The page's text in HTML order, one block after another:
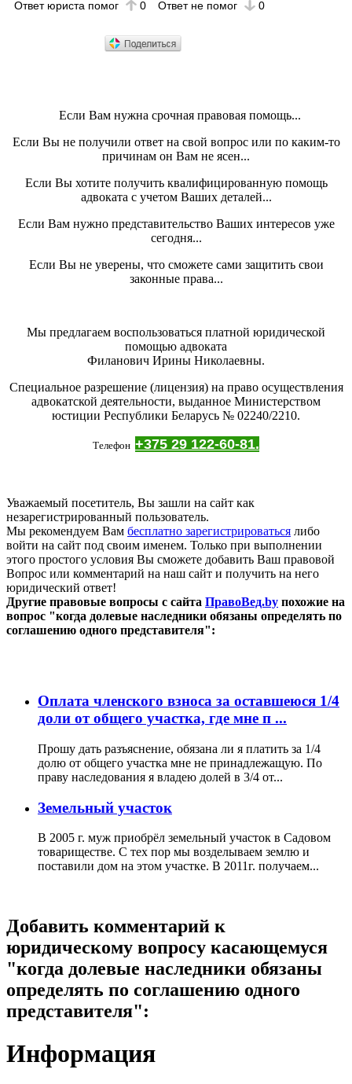
Ответ юриста помог 0 Ответ не помог 0
Если Вам нужна срочная правовая помощь...
Если Вы не получили ответ на свой вопрос или по каким-то
причинам он Вам не ясен...
Если Вы хотите получить квалифицированную помощь
адвоката с учетом Ваших деталей...
Если Вам нужно представительство Ваших интересов уже
сегодня...
Если Вы не уверены, что сможете сами защитить свои
законные права...
Мы предлагаем воспользоваться платной юридической
помощью адвоката
Филанович Ирины Николаевны.
Специальное разрешение (лицензия) на право осуществления
адвокатской деятельности, выданное Министерством
юстиции Республики Беларусь № 02240/2210.
Телефон +375 29 122-60-81.
Уважаемый посетитель, Вы зашли на сайт как
незарегистрированный пользователь.
Мы рекомендуем Вам бесплатно зарегистрироваться либо
войти на сайт под своим именем. Только при выполнении
этого простого условия Вы сможете добавить Ваш правовой
Вопрос или комментарий на наш сайт и получить на него
юридический ответ!
Другие правовые вопросы с сайта ПравоВед.by похожие на
вопрос "когда долевые наследники обязаны определять по
соглашению одного представителя":
Оплата членского взноса за оставшеюся 1/4
доли от общего участка, где мне п ...
Прошу дать разъяснение, обязана ли я платить за 1/4
долю от общего участка мне не принадлежащую. По
праву наследования я владею долей в 3/4 от...
Земельный участок
В 2005 г. муж приобрёл земельный участок в Садовом
товариществе. С тех пор мы возделываем землю и
поставили дом на этом участке. В 2011г. получаем...
Добавить комментарий к
юридическому вопросу касающемуся
"когда долевые наследники обязаны
определять по соглашению одного
представителя":
Информация